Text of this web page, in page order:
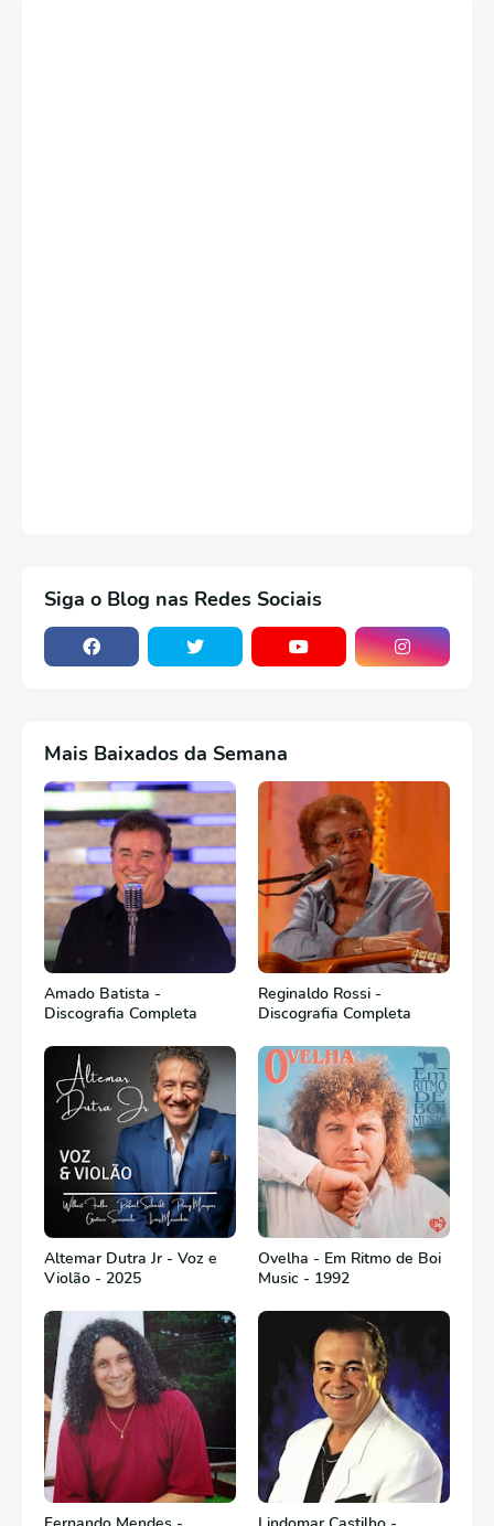
Siga o Blog nas Redes Sociais
Mais Baixados da Semana
Amado Batista -
Discografia Completa
Reginaldo Rossi -
Discografia Completa
Altemar Dutra Jr - Voz e
Violão - 2025
Ovelha - Em Ritmo de Boi
Music - 1992